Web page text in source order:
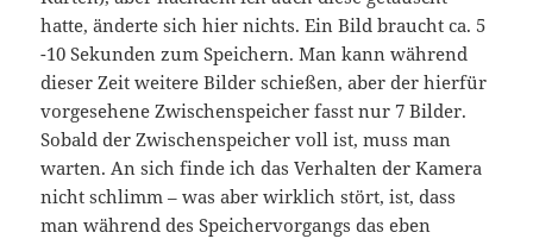
hatte, änderte sich hier nichts. Ein Bild braucht ca. 5
-10 Sekunden zum Speichern. Man kann während
dieser Zeit weitere Bilder schießen, aber der hierfür
vorgesehene Zwischenspeicher fasst nur 7 Bilder.
Sobald der Zwischenspeicher voll ist, muss man
warten. An sich finde ich das Verhalten der Kamera
nicht schlimm – was aber wirklich stört, ist, dass
man während des Speichervorgangs das eben